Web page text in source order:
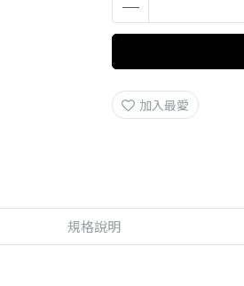
加入最愛
規格說明